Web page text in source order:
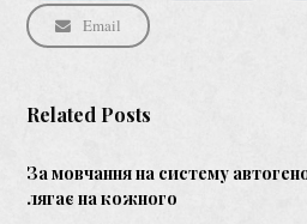
Email
Related Posts
За мовчання на систему
лягає на кожного